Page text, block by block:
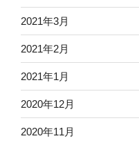
2021年3月
2021年2月
2021年1月
2020年12月
2020年11月